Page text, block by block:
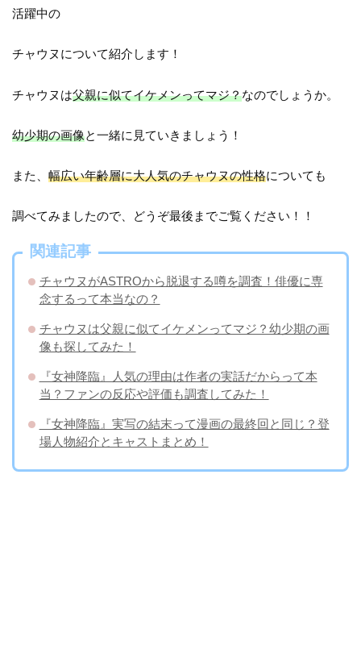
活躍中の
チャウヌについて紹介します！
チャウヌは父親に似てイケメンってマジ？なのでしょうか。
幼少期の画像と一緒に見ていきましょう！
また、幅広い年齢層に大人気のチャウヌの性格についても
調べてみましたので、どうぞ最後までご覧ください！！
関連記事
チャウヌがASTROから脱退する噂を調査！俳優に専
念するって本当なの？
チャウヌは父親に似てイケメンってマジ？幼少期の画
像も探してみた！
『女神降臨』人気の理由は作者の実話だからって本
当？ファンの反応や評価も調査してみた！
『女神降臨』実写の結末って漫画の最終回と同じ？登
場人物紹介とキャストまとめ！